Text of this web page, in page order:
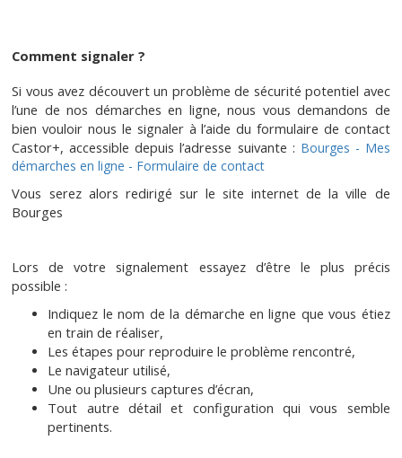
Comment signaler ?
Si vous avez découvert un problème de sécurité potentiel avec
l’une de nos démarches en ligne, nous vous demandons de
bien vouloir nous le signaler à l’aide du formulaire de contact
Castor+, accessible depuis l’adresse suivante : Bourges - Mes
démarches en ligne - Formulaire de contact
Vous serez alors redirigé sur le site internet de la ville de
Bourges
Lors de votre signalement essayez d’être le plus précis
possible :
Indiquez le nom de la démarche en ligne que vous étiez
en train de réaliser,
Les étapes pour reproduire le problème rencontré,
Le navigateur utilisé,
Une ou plusieurs captures d’écran,
Tout autre détail et configuration qui vous semble
pertinents.